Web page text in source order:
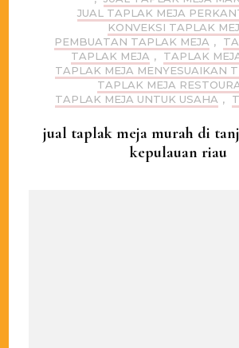
JUAL TAPLAK MEJA
KONVEKSI TAPLAK
PEMBUATAN TAPLAK MEJA ,
TAPLAK MEJA , TAPLAK
TAPLAK MEJA MENYESUAIKAN
TAPLAK MEJA
TAPLAK MEJA UNTUK USAHA ,
jual taplak meja murah di
kepulauan riau